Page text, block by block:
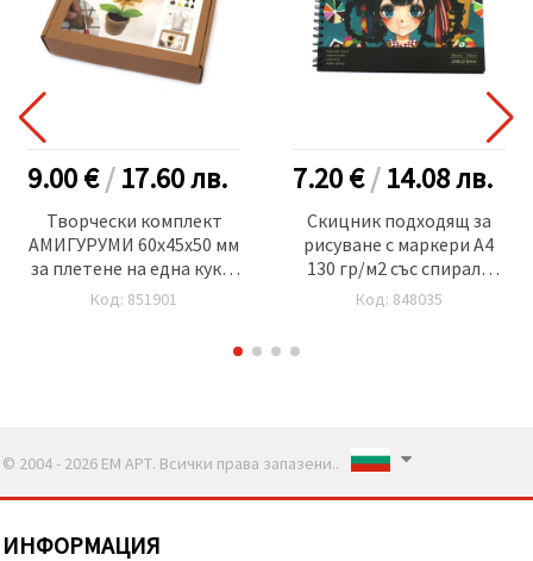
9.00 €/17.60лв.
Творчески комплект
АМИГУРУМИ 60x45x50 мм
за плетене на една кука-
слънчоглед GZ2027
Код: 851901
7.20 €/14.08лв.
Скицник подходящ за
рисуване с маркери А4
130 гр/м2 със спирала
Marker -30 листа
Код: 848035
© 2004 - 2026 ЕМ АРТ. Всички права запазени..
ИНФОРМАЦИЯ